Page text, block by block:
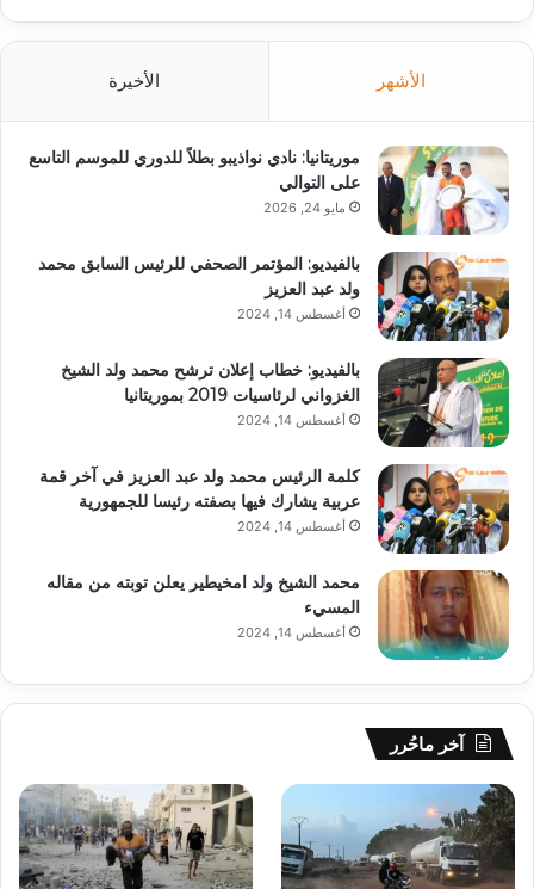
الأشهر الأخيرة
موريتانيا: نادي نواذيبو بطلاً للدوري للموسم التاسع
على التوالي
مايو 24, 2026
بالفيديو: المؤتمر الصحفي للرئيس السابق محمد
ولد عبد العزيز
أغسطس 14, 2024
بالفيديو: خطاب إعلان ترشح محمد ولد الشيخ
الغزواني لرئاسيات 2019 بموريتانيا
أغسطس 14, 2024
كلمة الرئيس محمد ولد عبد العزيز في آخر قمة
عربية يشارك فيها بصفته رئيسا للجمهورية
أغسطس 14, 2024
محمد الشيخ ولد امخيطير يعلن توبته من مقاله
المسيء
أغسطس 14, 2024
آخر ماحُرر